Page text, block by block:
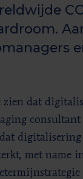
zien dat
consultant
digitalisering
met name